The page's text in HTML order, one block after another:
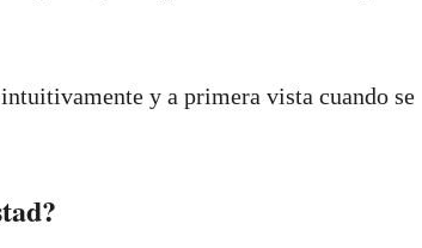
y a primera vista cuando se